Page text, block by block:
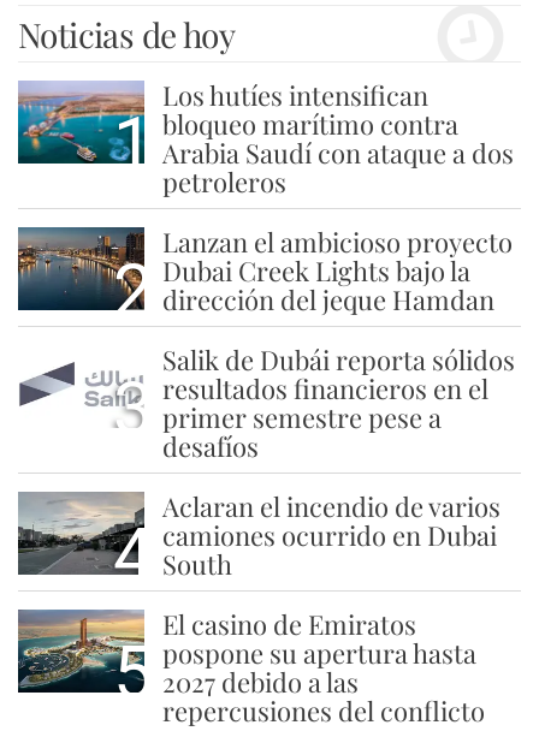
Noticias de hoy
1
Los hutíes intensifican
bloqueo marítimo contra
Arabia Saudí con ataque a dos
petroleros
2
Lanzan el ambicioso proyecto
Dubai Creek Lights bajo la
dirección del jeque Hamdan
3
Salik de Dubái reporta sólidos
resultados financieros en el
primer semestre pese a
desafíos
4
Aclaran el incendio de varios
camiones ocurrido en Dubai
South
5
El casino de Emiratos
pospone su apertura hasta
2027 debido a las
repercusiones del conflicto